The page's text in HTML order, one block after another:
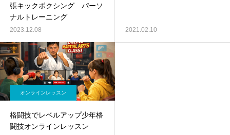
張キックボクシング パーソ
ナルトレーニング
2023.12.08 2021.02.10
オンラインレッスン
格闘技でレベルアップ少年格
闘技オンラインレッスン